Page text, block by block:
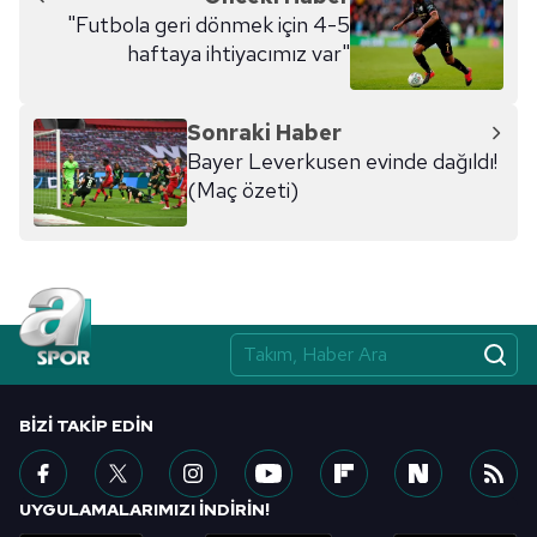
6698 sayılı Kişisel Verilerin Korunması Kanunu uyarınca
hazırlanmış Aydınlatma Metnimizi okumak ve sitemizde
ilgili mevzuata uygun olarak kullanılan çerezlerle ilgili bilgi
almak için lütfentıklayınız
"Futbola geri dönmek için 4-5
haftaya ihtiyacımız var"
Sonraki Haber
Bayer Leverkusen evinde dağıldı!
(Maç özeti)
BIZI TAKIP EDIN
UYGULAMALARIMIZI İNDİRİN!